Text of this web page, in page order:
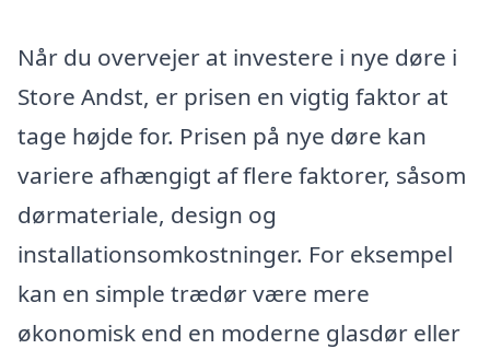
Når du overvejer at investere i nye døre i
Store Andst, er prisen en vigtig faktor at
tage højde for. Prisen på nye døre kan
variere afhængigt af flere faktorer, såsom
dørmateriale, design og
installationsomkostninger. For eksempel
kan en simple trædør være mere
økonomisk end en moderne glasdør eller